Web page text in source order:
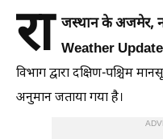
रा जस्थान के अजमेर,
Weather
विभाग द्वारा दक्षिण-पश्चिम
अनुमान जताया गया है।